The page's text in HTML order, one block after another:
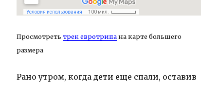
Просмотретьтрек евротрипана карте большего
размера
Рано утром, когда дети еще спали, оставив